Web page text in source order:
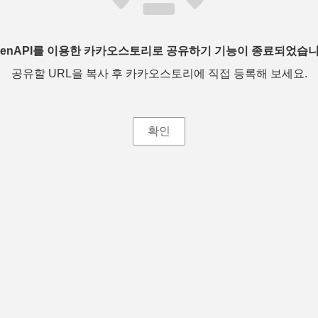
를 이용한 카카오스토리로 공유하기 기능이 종료되었습
공유할 URL을 복사 후 카카오스토리에 직접 등록해 보세요.
확인